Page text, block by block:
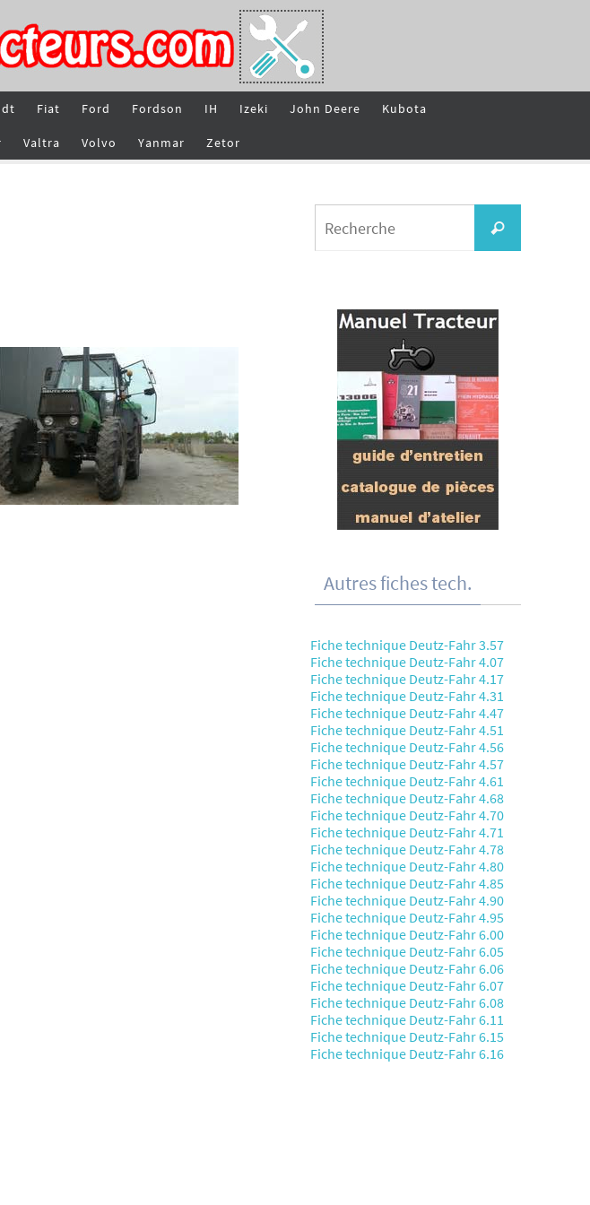
Fiat Ford Fordson IH Izeki John Deere Kubota
Valtra Volvo Yanmar Zetor
Recherche
Autres fiches tech.
Fiche technique Deutz-Fahr 3.57
Fiche technique Deutz-Fahr 4.07
Fiche technique Deutz-Fahr 4.17
Fiche technique Deutz-Fahr 4.31
Fiche technique Deutz-Fahr 4.47
Fiche technique Deutz-Fahr 4.51
Fiche technique Deutz-Fahr 4.56
Fiche technique Deutz-Fahr 4.57
Fiche technique Deutz-Fahr 4.61
Fiche technique Deutz-Fahr 4.68
Fiche technique Deutz-Fahr 4.70
Fiche technique Deutz-Fahr 4.71
Fiche technique Deutz-Fahr 4.78
Fiche technique Deutz-Fahr 4.80
Fiche technique Deutz-Fahr 4.85
Fiche technique Deutz-Fahr 4.90
Fiche technique Deutz-Fahr 4.95
Fiche technique Deutz-Fahr 6.00
Fiche technique Deutz-Fahr 6.05
Fiche technique Deutz-Fahr 6.06
Fiche technique Deutz-Fahr 6.07
Fiche technique Deutz-Fahr 6.08
Fiche technique Deutz-Fahr 6.11
Fiche technique Deutz-Fahr 6.15
Fiche technique Deutz-Fahr 6.16